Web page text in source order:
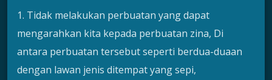
1. Tidak melakukan perbuatan yang dapat
mengarahkan kita kepada perbuatan zina, Di
antara perbuatan tersebut seperti berdua-duaan
dengan lawan jenis ditempat yang sepi,